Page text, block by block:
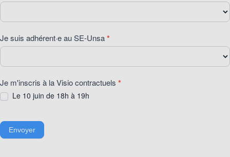
Je suis adhérent·e au SE-Unsa*
Je m'inscris à la Visio contractuels *
Le 10 juin de 18h à 19h
Envoyer